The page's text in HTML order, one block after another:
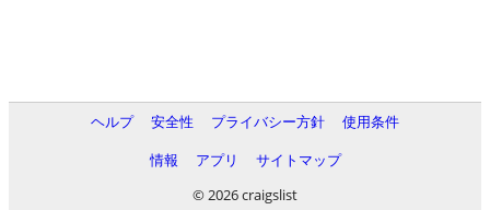
ヘルプ 安全性 プライバシー方針
使用条件
情報
アプリ
サイトマップ
© 2026 craigslist